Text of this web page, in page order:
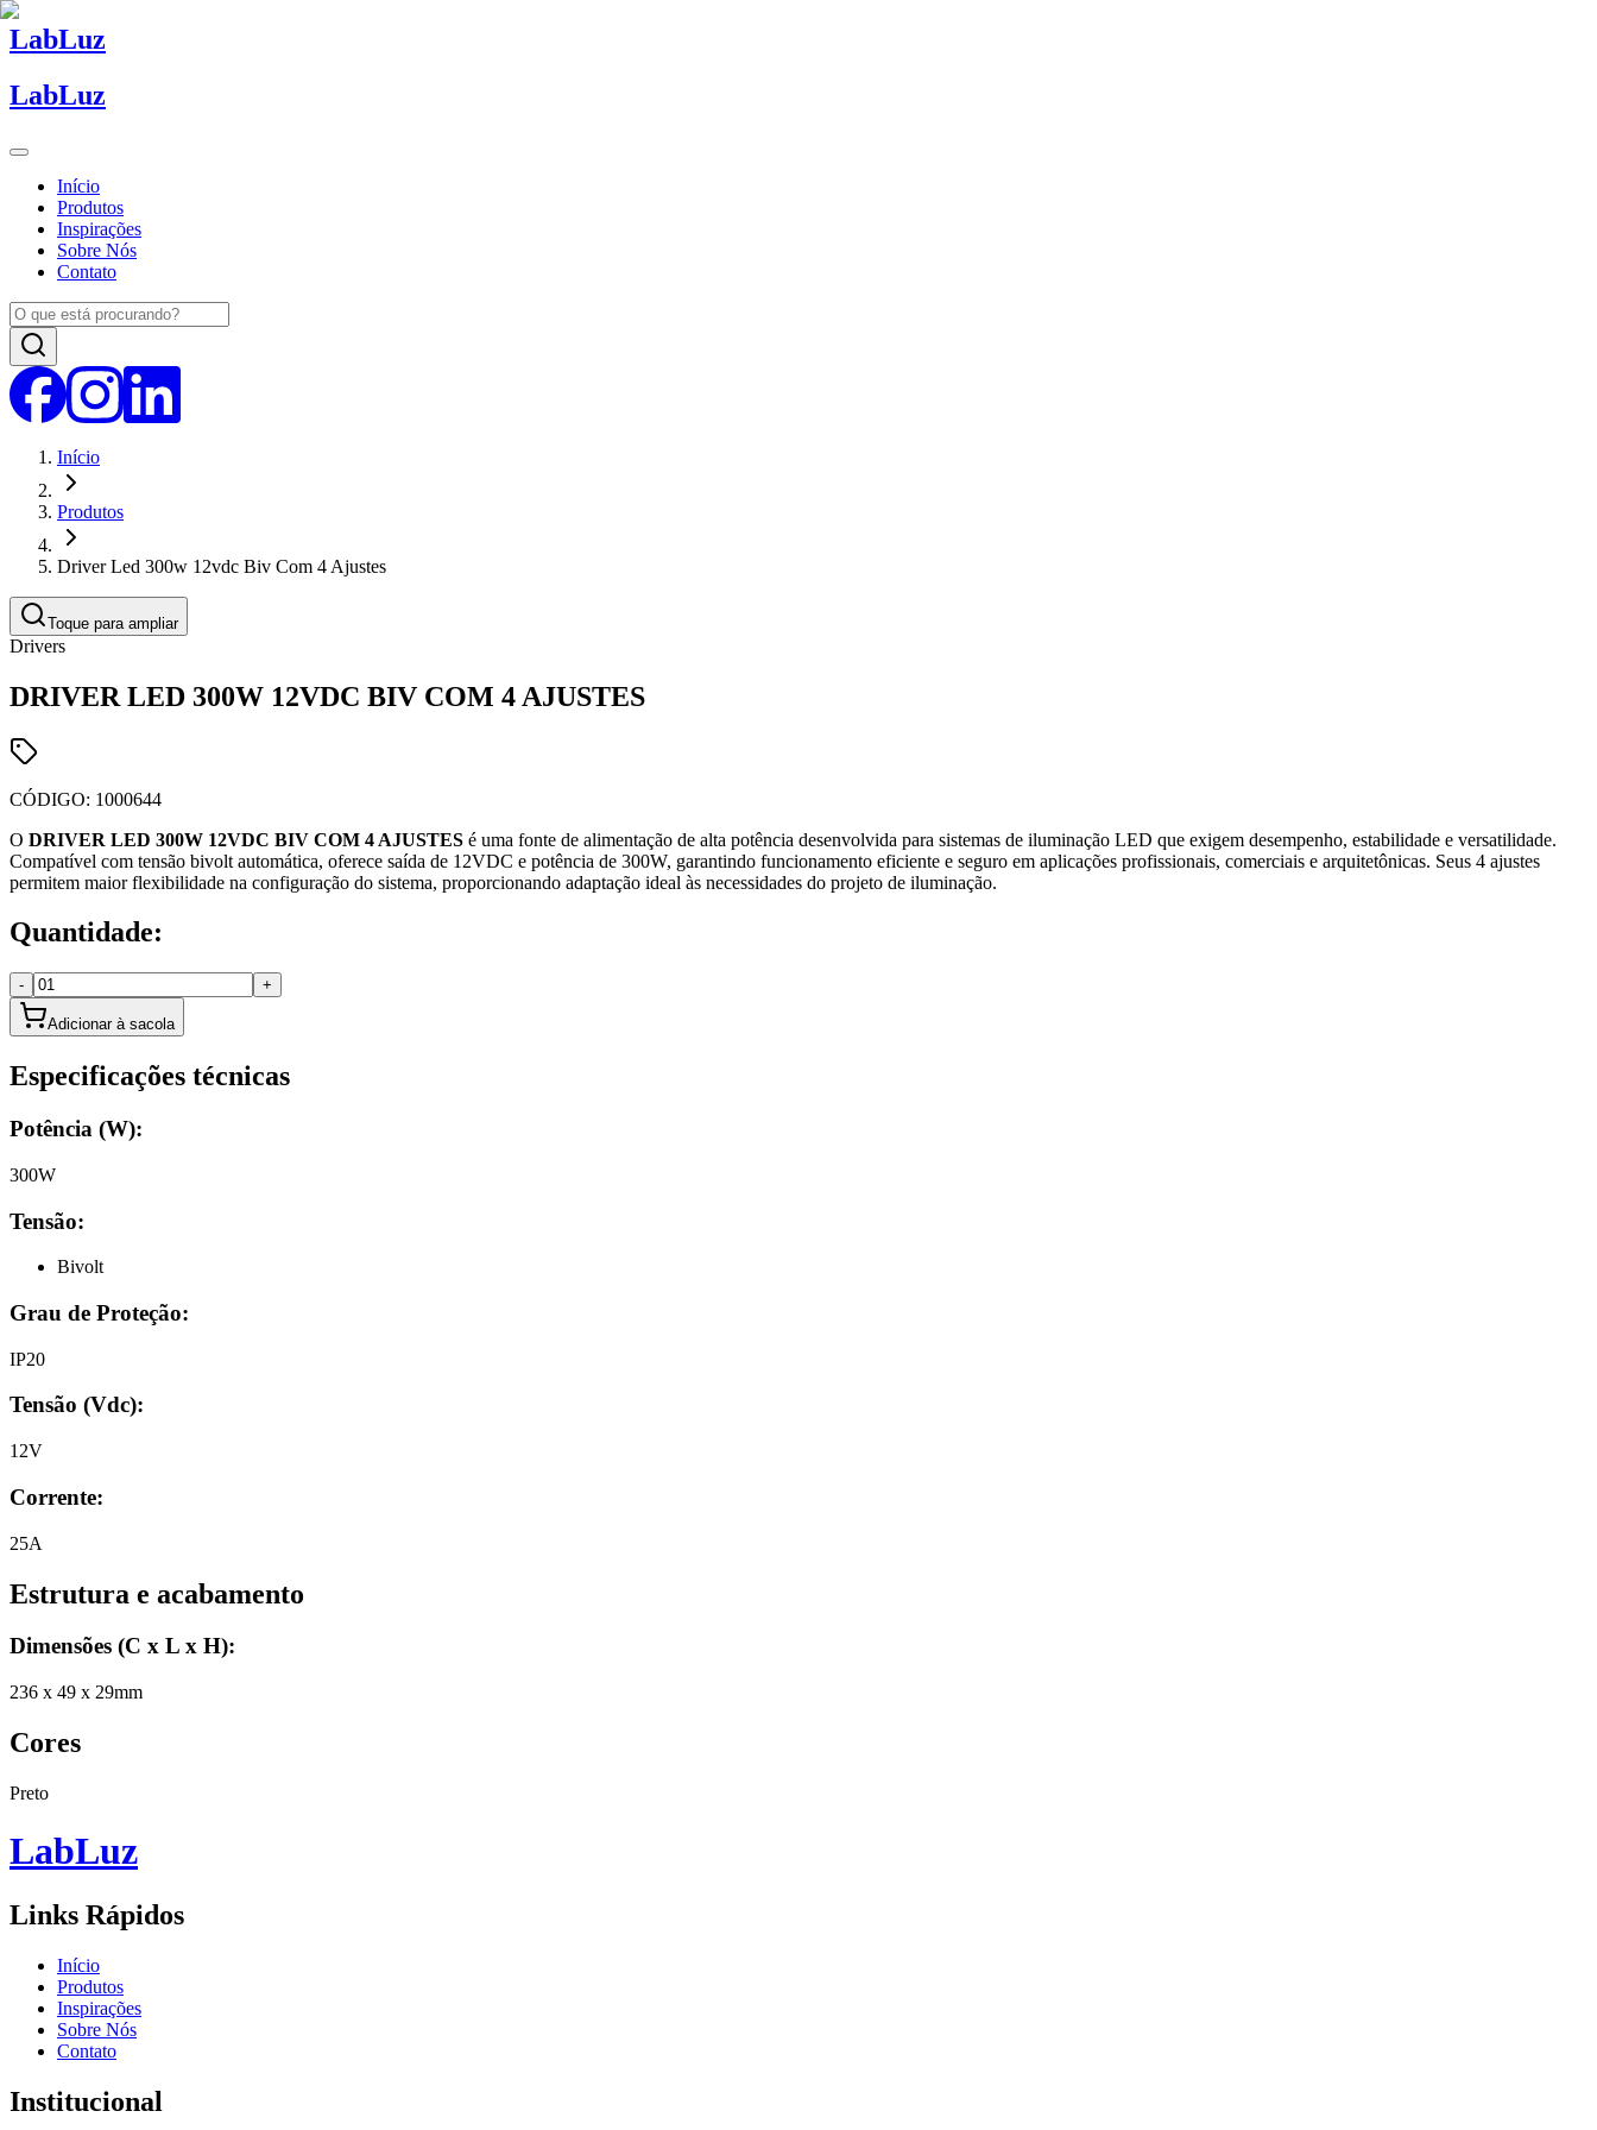
LabLuz
LabLuz
Início
Produtos
Inspirações
Sobre Nós
Contato
Início
Produtos
Driver Led 300w 12vdc Biv Com 4 Ajustes
Toque para ampliar
Drivers
DRIVER LED 300W 12VDC BIV COM 4 AJUSTES
CÓDIGO: 1000644
O DRIVER LED 300W 12VDC BIV COM 4 AJUSTES é uma fonte de alimentação de alta potência desenvolvida para sistemas de iluminação LED que exigem desempenho, estabilidade e versatilidade.
Compatível com tensão bivolt automática, oferece saída de 12VDC e potência de 300W, garantindo funcionamento eficiente e seguro em aplicações profissionais, comerciais e arquitetônicas. Seus 4 ajustes
permitem maior flexibilidade na configuração do sistema, proporcionando adaptação ideal às necessidades do projeto de iluminação.
Quantidade:
- +
Adicionar à sacola
Especificações técnicas
Potência (W):
300W
Tensão:
Bivolt
Grau de Proteção:
IP20
Tensão (Vdc):
12V
Corrente:
25A
Estrutura e acabamento
Dimensões (C x L x H):
236 x 49 x 29mm
Cores
Preto
LabLuz
Links Rápidos
Início
Produtos
Inspirações
Sobre Nós
Contato
Institucional